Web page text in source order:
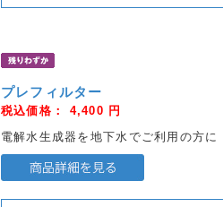
プレフィルター
税込価格： 4,400 円
電解水生成器を地下水でご利用の方に